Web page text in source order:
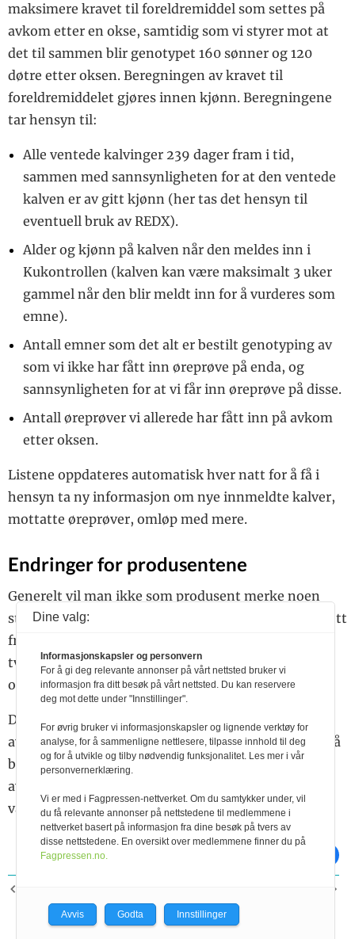
maksimere kravet til foreldremiddel som settes på
avkom etter en okse, samtidig som vi styrer mot at
det til sammen blir genotypet 160 sønner og 120
døtre etter oksen. Beregningen av kravet til
foreldremiddelet gjøres innen kjønn. Beregningene
tar hensyn til:
Alle ventede kalvinger 239 dager fram i tid,
sammen med sannsynligheten for at den ventede
kalven er av gitt kjønn (her tas det hensyn til
eventuell bruk av REDX).
Alder og kjønn på kalven når den meldes inn i
Kukontrollen (kalven kan være maksimalt 3 uker
gammel når den blir meldt inn for å vurderes som
emne).
Antall emner som det alt er bestilt genotyping av
som vi ikke har fått inn øreprøve på enda, og
sannsynligheten for at vi får inn øreprøve på disse.
Antall øreprøver vi allerede har fått inn på avkom
etter oksen.
Listene oppdateres automatisk hver natt for å få i
hensyn ta ny informasjon om nye innmeldte kalver,
mottatte øreprøver, omløp med mere.
Endringer for produsentene
Generelt vil man ikke som produsent merke noen
stor forskjell på hvilke kalver som er listet ut, bortsett
fra at vi nå også vil liste ut kalver som er fødte som
tvillinger (unntatt kvigekalv født som tvilling med
oksekalv).
Den største endringen som skjer er at visningen av
avlsemner vil forsvinne fra Kukontrollen. Disse vil nå
bli gjort tilgjengelig i samme plattform som Geno
avlsplan. Geno vil legge ut informasjon om dette på
våre digitale flater når det nye systemet tas i bruk.
10 på topp GS To populære eliteokser
Dine valg:
Informasjonskapsler og personvern
For å gi deg relevante annonser på vårt nettsted bruker vi
informasjon fra ditt besøk på vårt nettsted. Du kan reservere
deg mot dette under "Innstillinger".
For øvrig bruker vi informasjonskapsler og lignende verktøy for
analyse, for å sammenligne nettlesere, tilpasse innhold til deg
og for å utvikle og tilby nødvendig funksjonalitet. Les mer i vår
personvernerklæring.
Vi er med i Fagpressen-nettverket. Om du samtykker under, vil
du få relevante annonser på nettstedene til medlemmene i
nettverket basert på informasjon fra dine besøk på tvers av
disse nettstedene. En oversikt over medlemmene finner du på
Fagpressen.no.
Avvis Godta Innstillinger